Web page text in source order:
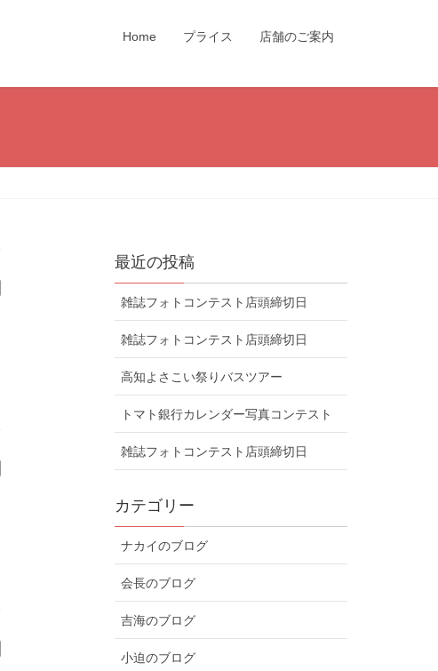
Home プライス 店舗のご案内
最近の投稿
雑誌フォトコンテスト店頭締切日
雑誌フォトコンテスト店頭締切日
高知よさこい祭りバスツアー
トマト銀行カレンダー写真コンテスト
雑誌フォトコンテスト店頭締切日
カテゴリー
ナカイのブログ
会長のブログ
吉海のブログ
小迫のブログ